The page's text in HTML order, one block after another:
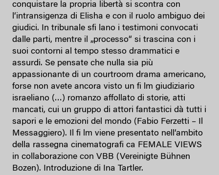
conquistare la propria libertà si scontra con
l‘intransigenza di Elisha e con il ruolo ambiguo dei
giudici. In tribunale sfi lano i testimoni convocati
dalle parti, mentre il „processo“ si trascina con i
suoi contorni al tempo stesso drammatici e
assurdi. Se pensate che nulla sia più
appassionante di un courtroom drama americano,
forse non avete ancora visto un fi lm giudiziario
israeliano (…) romanzo affollato di storie, atti
mancati, cui un gruppo di attori fantastici dà tutti i
sapori e le emozioni del mondo (Fabio Ferzetti – Il
Messaggiero). Il fi lm viene presentato nell‘ambito
della rassegna cinematografi ca FEMALE VIEWS
in collaborazione con VBB (Vereinigte Bühnen
Bozen). Introduzione di Ina Tartler.